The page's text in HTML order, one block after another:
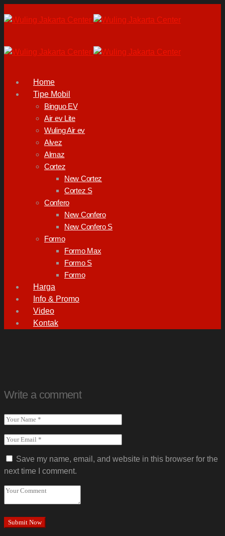
Home
Tipe Mobil
Binguo EV
Air ev Lite
Wuling Air ev
Alvez
Almaz
Cortez
New Cortez
Cortez S
Confero
New Confero
New Confero S
Formo
Formo Max
Formo S
Formo
Harga
Info & Promo
Video
Kontak
Write a comment
Save my name, email, and website in this browser for the
next time I comment.